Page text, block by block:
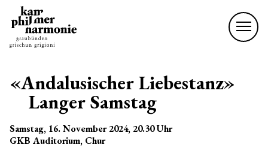
«Andalusischer Liebestanz»
Langer Samstag
Samstag, 16. November 2024, 20.30Uhr
GKB Auditorium, Chur